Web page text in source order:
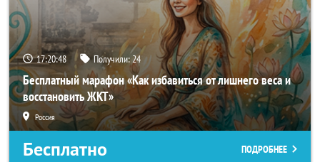
17:20:46 Получили:24
Бесплатный марафон «Как избавиться от лишнего веса и
восстановить ЖКТ»
Россия
Бесплатно ПОДРОБНЕЕ